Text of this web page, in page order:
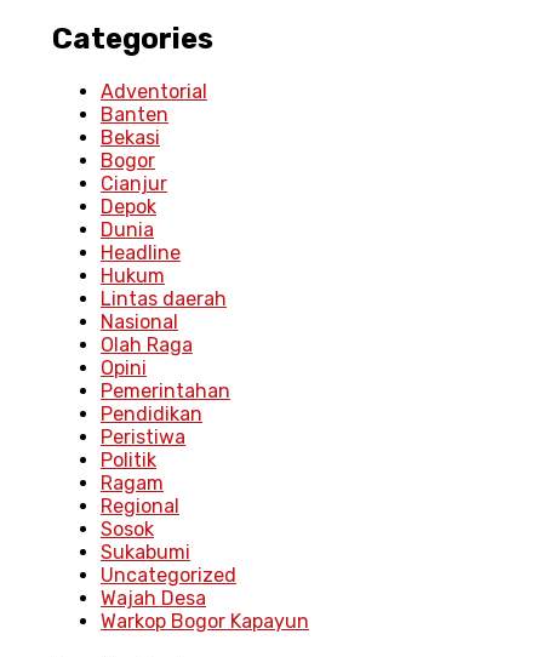
Categories
Adventorial
Banten
Bekasi
Bogor
Cianjur
Depok
Dunia
Headline
Hukum
Lintas daerah
Nasional
Olah Raga
Opini
Pemerintahan
Pendidikan
Peristiwa
Politik
Ragam
Regional
Sosok
Sukabumi
Uncategorized
Wajah Desa
Warkop Bogor Kapayun